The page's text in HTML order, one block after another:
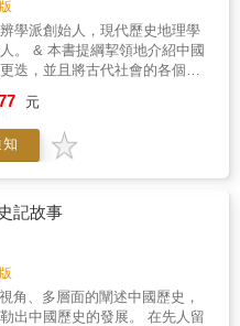
類文明的發展史上遙遙領先。
人稱其開創了「史料學派」。
而言，本書亦是不可多得的寶
中提出的研究方法和原則，對
具有深遠影響。
學派創始人，現代歷史地理學
地介紹中國
迭，並且將古代社會的各個層
書五經、諸子百家以及各朝代
書，從經學、漢學、史料學、
等方面加以簡述。把三四千年
朝的更迭及
元
記故事
角、多層面的闡述中國歷史，
中國歷史的發展。 在先人留